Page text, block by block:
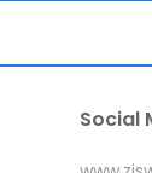
Social